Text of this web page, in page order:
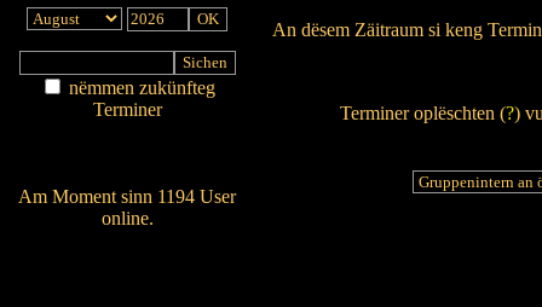
nëmmen zukünfteg
Terminer
Am Moment sinn 1194 User
online.
An dësem Zäitraum si keng
Terminer oplëschten (?)